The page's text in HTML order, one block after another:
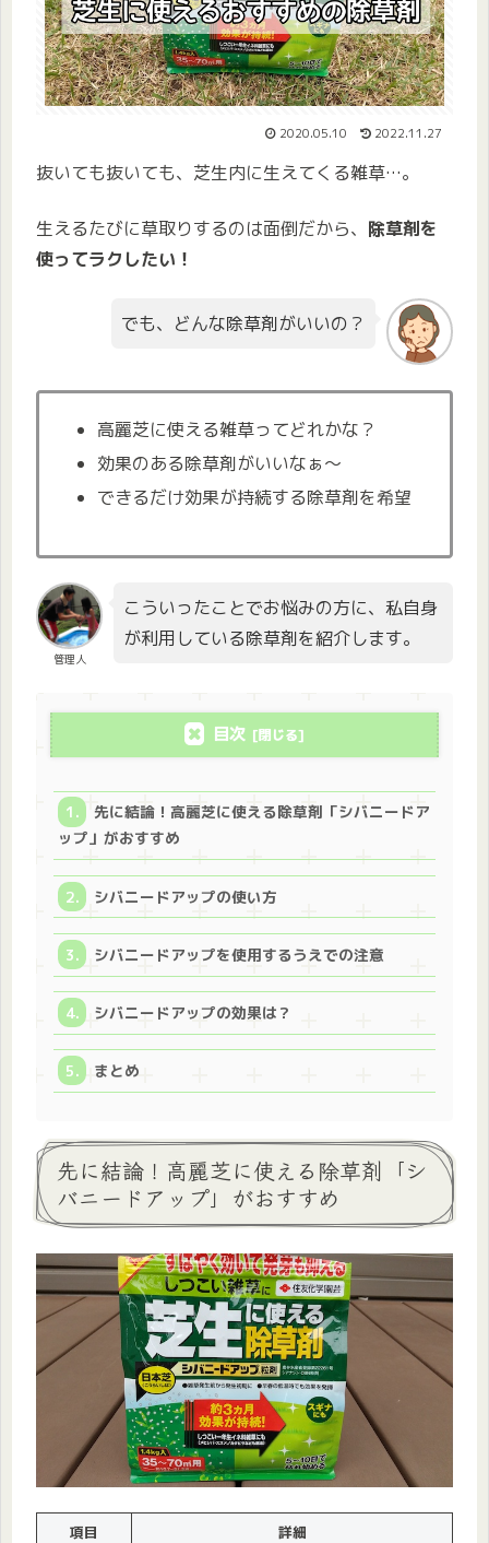
2020.05.10 2022.11.27
抜いても抜いても、芝生内に生えてくる雑草…。
生えるたびに草取りするのは面倒だから、 除草剤を
使ってラクしたい！
でも、どんな除草剤がいいの？
高麗芝に使える雑草ってどれかな？
効果のある除草剤がいいなぁ〜
できるだけ効果が持続する除草剤を希望
管理人
こういったことでお悩みの方に、私自身
が利用している除草剤を紹介します。
目次
先に結論！高麗芝に使える除草剤「シバニードア
ップ」がおすすめ
シバニードアップの使い方
シバニードアップを使用するうえでの注意
シバニードアップの効果は？
まとめ
先に結論！高麗芝に使える除草剤「シ
バニードアップ」がおすすめ
項目
詳細